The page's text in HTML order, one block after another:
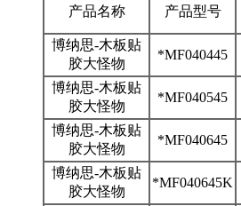
产品名称 产品型号
博纳思-木板贴
胶大怪物
*MF040445
博纳思-木板贴
胶大怪物
*MF040545
博纳思-木板贴
胶大怪物
*MF040645
博纳思-木板贴
胶大怪物
*MF040645K